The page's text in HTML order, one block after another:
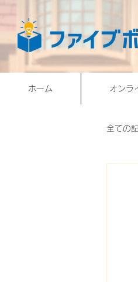
ホーム オンラ
全ての